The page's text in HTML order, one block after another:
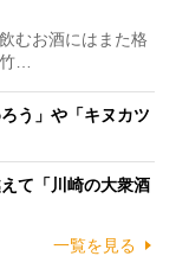
むお酒にはまた格
…
う」や「キヌカツ
て「川崎の大衆酒
一覧を見る